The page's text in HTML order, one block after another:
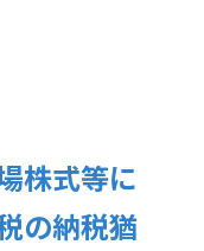
株式等に
の納税猶